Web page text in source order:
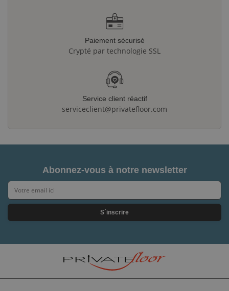
Paiement sécurisé
Crypté par technologie SSL
Service client réactif
serviceclient@privatefloor.com
Abonnez-vous à notre newsletter
S´inscrire